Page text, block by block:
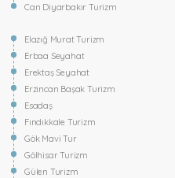
Can Diyarbakır Turizm
Elazığ Murat Turizm
Erbaa Seyahat
Erektaş Seyahat
Erzincan Başak Turizm
Esadaş
Fındıkkale Turizm
Gök Mavi Tur
Gölhisar Turizm
Gülen Turizm